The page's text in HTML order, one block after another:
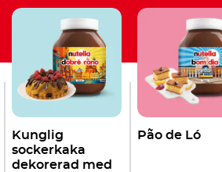
Kunglig
sockerkaka
dekorerad med
Pão de Ló